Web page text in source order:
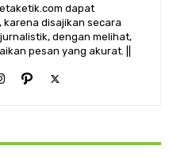
dapat
disajikan secara
dengan melihat,
pesan yang akurat. ||